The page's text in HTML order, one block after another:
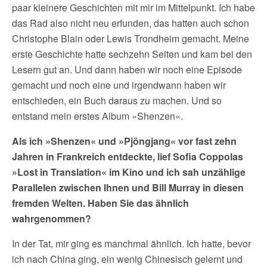
paar kleinere Geschichten mit mir im Mittelpunkt. Ich habe
das Rad also nicht neu erfunden, das hatten auch schon
Christophe Blain oder Lewis Trondheim gemacht. Meine
erste Geschichte hatte sechzehn Seiten und kam bei den
Lesern gut an. Und dann haben wir noch eine Episode
gemacht und noch eine und irgendwann haben wir
entschieden, ein Buch daraus zu machen. Und so
entstand mein erstes Album »Shenzen«.
Als ich »Shenzen« und »Pjöngjang« vor fast zehn
Jahren in Frankreich entdeckte, lief Sofia Coppolas
»Lost in Translation« im Kino und ich sah unzählige
Parallelen zwischen Ihnen und Bill Murray in diesen
fremden Welten. Haben Sie das ähnlich
wahrgenommen?
In der Tat, mir ging es manchmal ähnlich. Ich hatte, bevor
ich nach China ging, ein wenig Chinesisch gelernt und